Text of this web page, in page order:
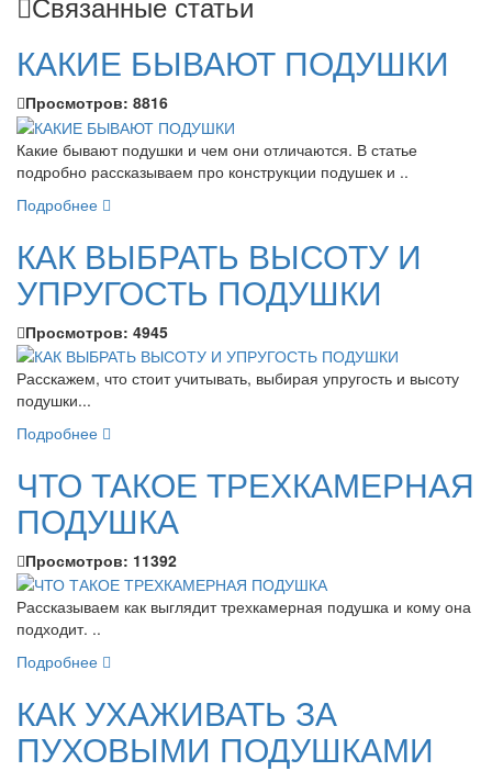
КАКИЕ БЫВАЮТ ПОДУШКИ
Просмотров: 8816
Какие бывают подушки и чем они отличаются. В статье
подробно рассказываем про конструкции подушек и ..
Подробнее
КАК ВЫБРАТЬ ВЫСОТУ И
УПРУГОСТЬ ПОДУШКИ
Просмотров: 4945
Расскажем, что стоит учитывать, выбирая упругость и высоту
подушки...
Подробнее
ЧТО ТАКОЕ ТРЕХКАМЕРНАЯ
ПОДУШКА
Просмотров: 11392
Рассказываем как выглядит трехкамерная подушка и кому она
подходит. ..
Подробнее
КАК УХАЖИВАТЬ ЗА
ПУХОВЫМИ ПОДУШКАМИ